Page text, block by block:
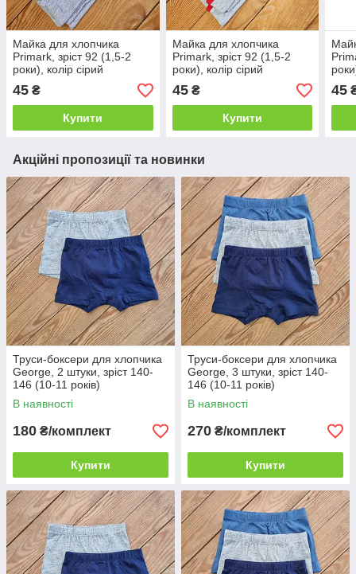
Майка для хлопчика
Primark, зріст 92 (1,5-2
роки), колір сірий
45 ₴
Купити
Майка для хлопчика
Primark, зріст 92 (1,5-2
роки), колір сірий
45₴
Купити
45
Акційні пропозиції та новинки
Труси-боксери для хлопчика
George, 2 штуки, зріст 140-
146 (10-11 років)
В наявності
180 ₴/комплект
Купити
Труси-боксери для хлопчика
George, 3 штуки, зріст 140-
146 (10-11 років)
В наявності
270 ₴/комплект
Купити